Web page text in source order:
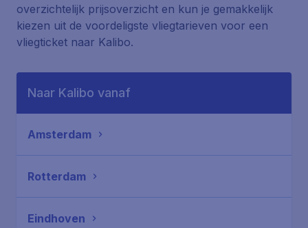
overzichtelijk prijsoverzicht en kun je gemakkelijk
kiezen uit de voordeligste vliegtarieven voor een
vliegticket naar Kalibo.
Naar Kalibo vanaf
Amsterdam
Rotterdam
Eindhoven